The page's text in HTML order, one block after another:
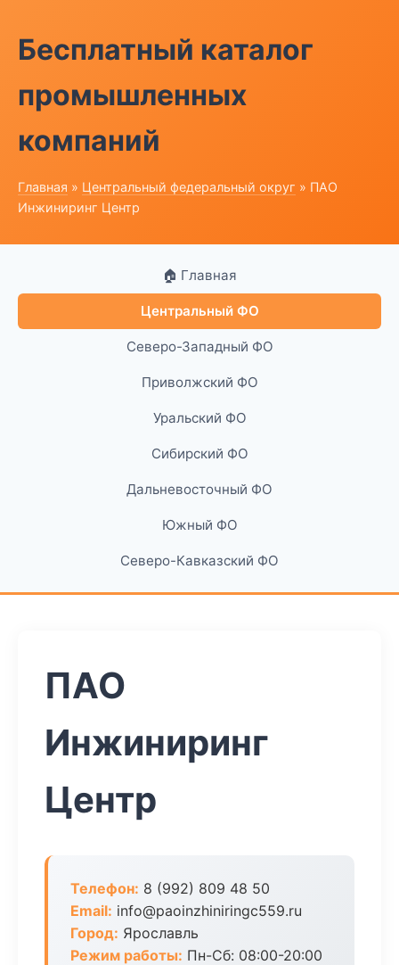
Бесплатный каталог
промышленных
компаний
Главная » Центральный федеральный округ » ПАО
Инжиниринг Центр
🏠 Главная
Центральный ФО
Северо-Западный ФО
Приволжский ФО
Уральский ФО
Сибирский ФО
Дальневосточный ФО
Южный ФО
Северо-Кавказский ФО
ПАО
Инжиниринг
Центр
Телефон: 8 (992) 809 48 50
Email: info@paoinzhiniringc559.ru
Город: Ярославль
Режим работы: Пн-Сб: 08:00-20:00